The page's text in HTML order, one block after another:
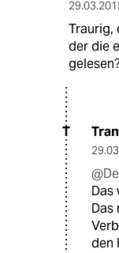
Traurig,
der die
T
Das
Das
den